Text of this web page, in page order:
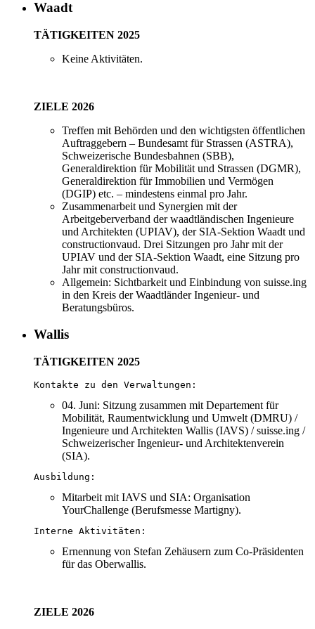
Waadt
TÄTIGKEITEN 2025
Keine Aktivitäten.
ZIELE 2026
Treffen mit Behörden und den wichtigsten öffentlichen
Auftraggebern – Bundesamt für Strassen (ASTRA),
Schweizerische Bundesbahnen (SBB),
Generaldirektion für Mobilität und Strassen (DGMR),
Generaldirektion für Immobilien und Vermögen
(DGIP) etc. – mindestens einmal pro Jahr.
Zusammenarbeit und Synergien mit der
Arbeitgeberverband der waadtländischen Ingenieure
und Architekten (UPIAV), der SIA-Sektion Waadt und
constructionvaud. Drei Sitzungen pro Jahr mit der
UPIAV und der SIA-Sektion Waadt, eine Sitzung pro
Jahr mit constructionvaud.
Allgemein: Sichtbarkeit und Einbindung von suisse.ing
in den Kreis der Waadtländer Ingenieur- und
Beratungsbüros.
Wallis
TÄTIGKEITEN 2025
04. Juni: Sitzung zusammen mit Departement für
Mobilität, Raumentwicklung und Umwelt (DMRU) /
Ingenieure und Architekten Wallis (IAVS) / suisse.ing /
Schweizerischer Ingenieur- und Architektenverein
(SIA).
Mitarbeit mit IAVS und SIA: Organisation
YourChallenge (Berufsmesse Martigny).
Interne Aktivitäten:
Ernennung von Stefan Zehäusern zum Co-Präsidenten
für das Oberwallis.
ZIELE 2026